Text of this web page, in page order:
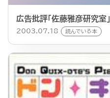
広告批評「佐藤雅彦研究室」
2003.07.18 読んでいる本